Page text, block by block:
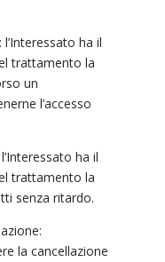
ha il
trattamento la
un
l’accesso
ha il
trattamento la
senza ritardo.
la cancellazione